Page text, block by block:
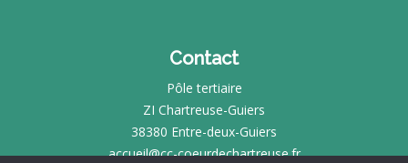
Contact
Pôle tertiaire
ZI Chartreuse-Guiers
38380 Entre-deux-Guiers
accueil@cc-coeurdechartreuse.fr